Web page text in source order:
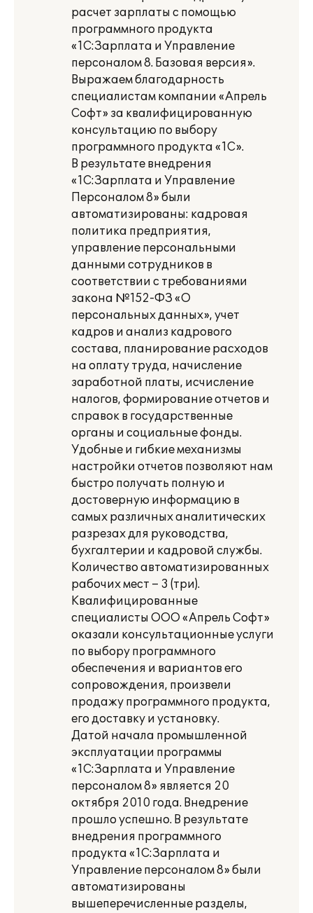
расчет зарплаты с помощью
программного продукта
«1С:Зарплата и Управление
персоналом 8. Базовая версия».
Выражаем благодарность
специалистам компании «Апрель
Софт» за квалифицированную
консультацию по выбору
программного продукта «1С».
В результате внедрения
«1С:Зарплата и Управление
Персоналом 8» были
автоматизированы: кадровая
политика предприятия,
управление персональными
данными сотрудников в
соответствии с требованиями
закона №152-ФЗ «О
персональных данных», учет
кадров и анализ кадрового
состава, планирование расходов
на оплату труда, начисление
заработной платы, исчисление
налогов, формирование отчетов и
справок в государственные
органы и социальные фонды.
Удобные и гибкие механизмы
настройки отчетов позволяют нам
быстро получать полную и
достоверную информацию в
самых различных аналитических
разрезах для руководства,
бухгалтерии и кадровой службы.
Количество автоматизированных
рабочих мест – 3 (три).
Квалифицированные
специалисты ООО «Апрель Софт»
оказали консультационные услуги
по выбору программного
обеспечения и вариантов его
сопровождения, произвели
продажу программного продукта,
его доставку и установку.
Датой начала промышленной
эксплуатации программы
«1С:Зарплата и Управление
персоналом 8» является 20
октября 2010 года. Внедрение
прошло успешно. В результате
внедрения программного
продукта «1С:Зарплата и
Управление персоналом 8» были
автоматизированы
вышеперечисленные разделы,